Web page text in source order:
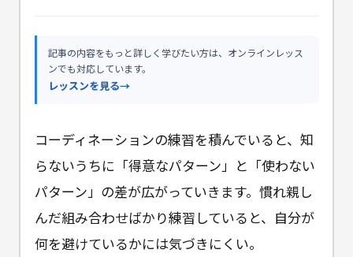
記事の内容をもっと詳しく学びたい方は、オンラインレッス
ンでも対応しています。
レッスンを見る→
コーディネーションの練習を積んでいると、知
らないうちに「得意なパターン」と「使わない
パターン」の差が広がっていきます。慣れ親し
んだ組み合わせばかり練習していると、自分が
何を避けているかには気づきにくい。